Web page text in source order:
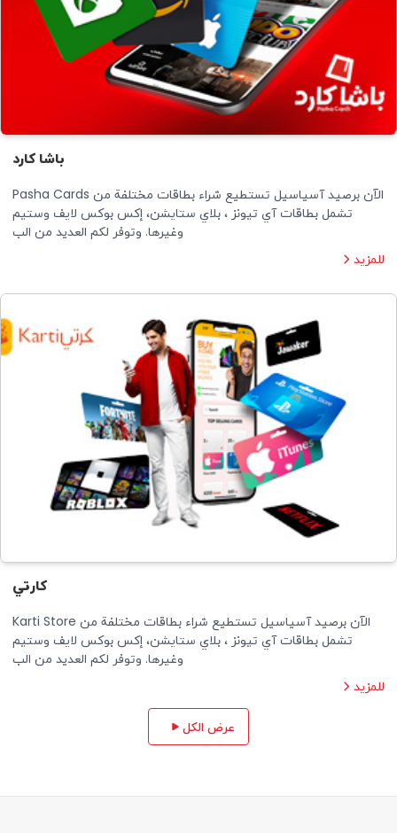
باشا كارد
الآن برصید آسیاسیل تستطیع شراء بطاقات مختلفة من Pasha Cards
تشمل بطاقات آي تيونز ، بلاي ستايشن، إكس بوكس لايف وستيم
وغيرها. وتوفر لكم العدید من الب
للمزيد
كارتي
الآن برصید آسیاسیل تستطیع شراء بطاقات مختلفة من Karti Store
تشمل بطاقات آي تيونز ، بلاي ستايشن، إكس بوكس لايف وستيم
وغيرها. وتوفر لكم العدید من الب
للمزيد
عرض الكل